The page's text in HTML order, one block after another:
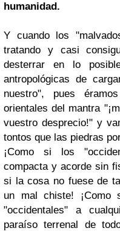
humanidad.
Y cuando los
tratando y casi
desterrar en lo
antropológicas de
nuestro", pues
orientales del mantra
vuestro desprecio!" y
tontos que las piedras
¡Como si los
compacta y acorde sin
si la cosa no fuese de
un mal chiste!
"occidentales" a
paraíso terrenal de